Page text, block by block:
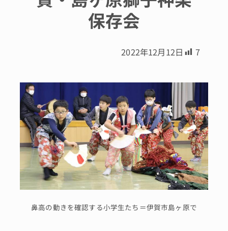
保存会
2022年12月12日 7
鼻高の動きを確認する小学生たち＝伊賀市島ヶ原で